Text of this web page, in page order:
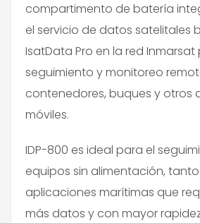
compartimento de batería
el servicio de datos satelitales
IsatData Pro en la red Inmarsat
seguimiento y monitoreo
contenedores, buques y otros
móviles.
IDP-800 es ideal para el
equipos sin alimentación,
aplicaciones marítimas que
más datos y con mayor